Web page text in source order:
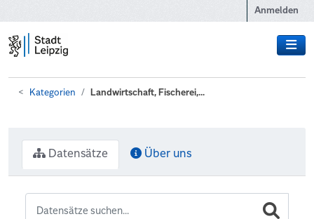
Anmelden
Kategorien Landwirtschaft, Fischerei,...
Datensätze Über uns